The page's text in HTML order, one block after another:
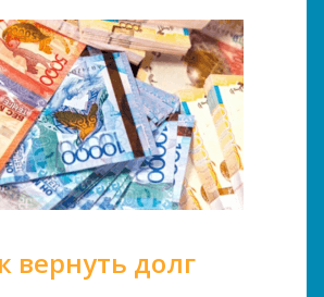
вернуть долг